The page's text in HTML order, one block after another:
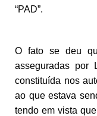
“PAD”.
O fato se deu
asseguradas por
constituída nos
ao que estava
tendo em vista